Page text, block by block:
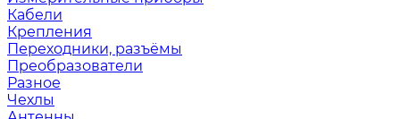
Кабели
Крепления
Переходники, разъёмы
Преобразователи
Разное
Чехлы